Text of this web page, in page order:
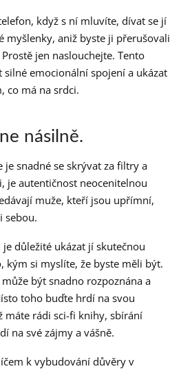
když s ní mluvíte, dívat se jí
myšlenky, aniž byste ji přerušovali
jen naslouchejte. Tento
emocionální spojení a ukázat
co má na srdci.
násilně.
snadné se skrývat za filtry a
je autentičnost neocenitelnou
muže, kteří jsou upřímní,
sebou.
důležité ukázat jí skutečnou
kým si myslíte, že byste měli být.
být snadno rozpoznána a
toho buďte hrdí na svou
máte rádi sci-fi knihy, sbírání
na své zájmy a vášně.
k vybudování důvěry v